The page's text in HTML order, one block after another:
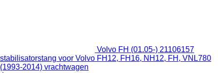
Volvo FH (01.05-) 21106157
stabilisatorstang voor Volvo FH12, FH16, NH12, FH, VNL780
(1993-2014) vrachtwagen